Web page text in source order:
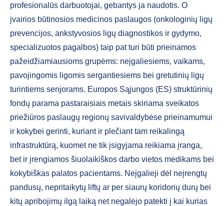
profesionalūs darbuotojai, gebantys ja naudotis. O
įvairios būtinosios medicinos paslaugos (onkologinių ligų
prevencijos, ankstyvosios ligų diagnostikos ir gydymo,
specializuotos pagalbos) taip pat turi būti prieinamos
pažeidžiamiausioms grupėms: neįgaliesiems, vaikams,
pavojingomis ligomis sergantiesiems bei gretutinių ligų
turintiems senjorams. Europos Sąjungos (ES) struktūrinių
fondų parama pastaraisiais metais skiriama sveikatos
priežiūros paslaugų regionų savivaldybėse prieinamumui
ir kokybei gerinti, kuriant ir plečiant tam reikalingą
infrastruktūrą, kuomet ne tik įsigyjama reikiama įranga,
bet ir įrengiamos šiuolaikiškos darbo vietos medikams bei
kokybiškas palatos pacientams. Neįgalieji dėl neįrengtų
pandusų, nepritaikytų liftų ar per siaurų koridorių durų bei
kitų apribojimų ilgą laiką net negalėjo patekti į kai kurias